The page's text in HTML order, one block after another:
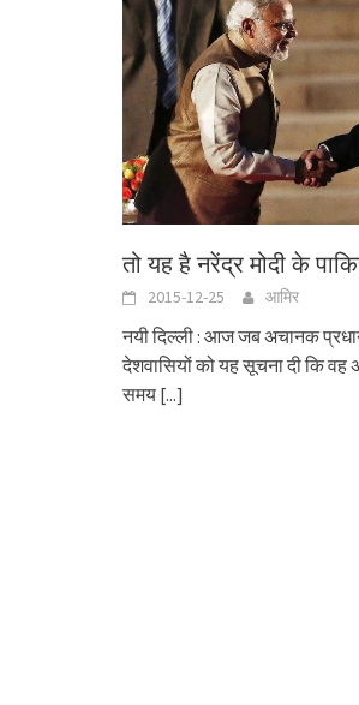
तो यह है नरेंद्र मोदी के
2015-12-25 आमिर
नयी दिल्ली : आज जब अचानक
देशवासियों को यह सूचना दी कि वह
समय [...]